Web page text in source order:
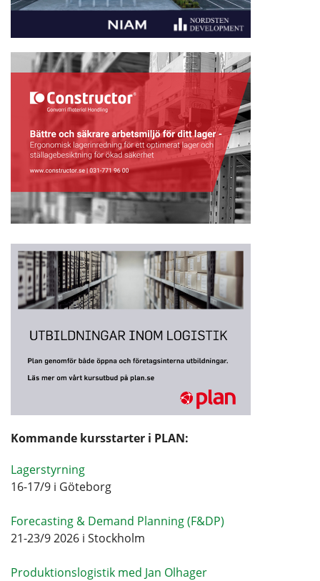
Kommande kursstarter i PLAN:
Lagerstyrning
16-17/9 i Göteborg
Forecasting & Demand Planning (F&DP)
21-23/9 2026 i Stockholm
Produktionslogistik med Jan Olhager